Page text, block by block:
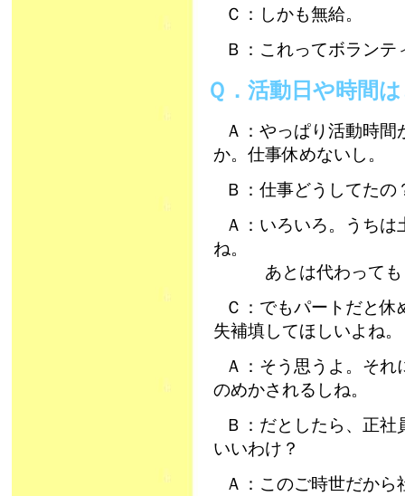
Ｃ：しかも無給。
Ｂ：これってボラン
Ｑ．活動日や時間
Ａ：やっぱり活動時
か。仕事休めないし。
Ｂ：仕事どうしてた
Ａ：いろいろ。うち
ね。
あとは代わっても
Ｃ：でもパートだと
失補填してほしいよね。
Ａ：そう思うよ。そ
のめかされるしね。
Ｂ：だとしたら、正
いいわけ？
Ａ：このご時世だか